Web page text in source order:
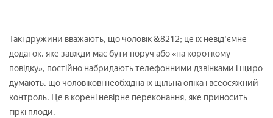
Такі дружини вважають, що чоловік &8212; це їх невід'ємне
додаток, яке завжди має бути поруч або «на короткому
повідку», постійно набридають телефонними дзвінками і щиро
думають, що чоловікові необхідна їх щільна опіка і всеосяжний
контроль. Це в корені невірне переконання, яке приносить
гіркі плоди.